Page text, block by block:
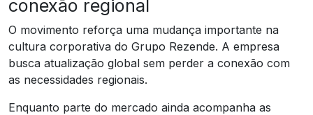
conexão regional
O movimento reforça uma mudança importante na
cultura corporativa do Grupo Rezende. A empresa
busca atualização global sem perder a conexão com
as necessidades regionais.
Enquanto parte do mercado ainda acompanha as